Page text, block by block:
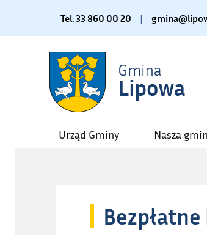
Tel. 33 860 00 20 |
Urząd Gminy Nasza